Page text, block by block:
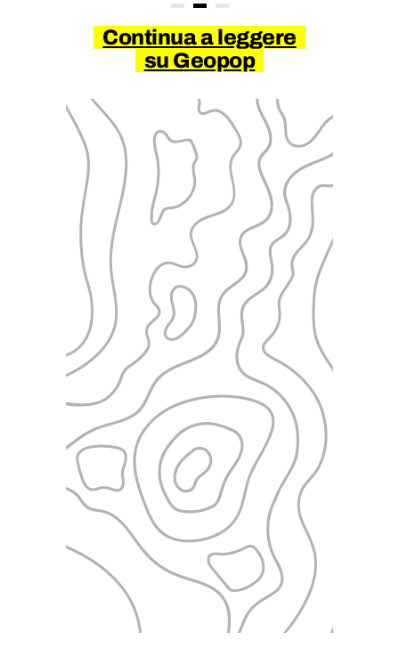
Continua a leggere
su Geopop